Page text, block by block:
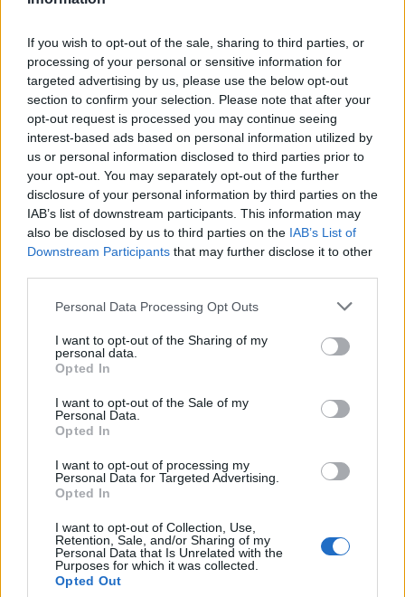
If you wish to opt-out of the sale, sharing to third parties, or
processing of your personal or sensitive information for
targeted advertising by us, please use the below opt-out
section to confirm your selection. Please note that after your
opt-out request is processed you may continue seeing
interest-based ads based on personal information utilized by
us or personal information disclosed to third parties prior to
your opt-out. You may separately opt-out of the further
disclosure of your personal information by third parties on the
IAB’s list of downstream participants. This information may
also be disclosed by us to third parties on the IAB’s List of
Downstream Participants that may further disclose it to other
Personal Data Processing Opt Outs
I want to opt-out of the Sharing of my
personal data.
Opted In
I want to opt-out of the Sale of my
Personal Data.
Opted In
I want to opt-out of processing my
Personal Data for Targeted Advertising.
Opted In
I want to opt-out of Collection, Use,
Retention, Sale, and/or Sharing of my
Personal Data that Is Unrelated with the
Purposes for which it was collected.
Opted Out
και την κλινική επιτήρηση σε όλες τις εκτροφές
που βρίσκονται εντός των ζωνών προστασίας και
επιτήρησης που έχουν οριστεί, εφαρμόζοντας
απαρέγκλιτα τα προβλεπόμενα μέτρα για τον
περιορισμό και την αντιμετώπιση της νόσου.
Μέχρι στιγμής δεν έχουν εντοπιστεί νέα ύποπτα
κρούσματα στις εκτροφές που βρίσκονται υπό
παρακολούθηση.
Διάβασε σχετικά
Ευλογιά αιγοπροβάτων | Σε Κατάσταση
Ειδικής Κινητοποίησης Πολιτικής Προστασίας
η Π.Ε. Αρκαδίας
αιγοπροβάτων στην Περιφέρεια
Πελοποννήσου
Νότια Κυνουρία: Ενημερωτική εκδήλωση για
τα κρούσματα ευλογιάς αιγοπροβάτων
"Ποια τα μέτρα της Περιφερειακής Αρχής για